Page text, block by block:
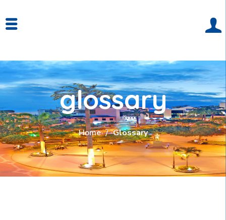
glossary
Home Glossary